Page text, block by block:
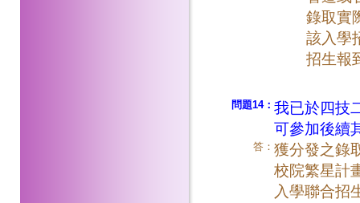
錄取實
該入學
招生報
問題14： 我已於四技
可參加後續
答： 獲分發之錄
校院繁星計
入學聯合招